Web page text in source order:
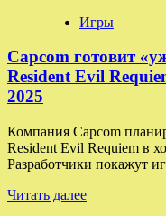
серий
Devil
May
Cry,
Mega
Ace
Attorney
Игры
Capcom готовит
Resident Evil
2025
Компания Capcom
Resident Evil Requiem в
Разработчики покажут
Читать далееПрочитать